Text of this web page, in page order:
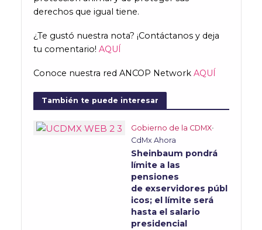
derechos que igual tiene.
¿Te gustó nuestra nota? ¡Contáctanos y deja
tu comentario! AQUÍ
Conoce nuestra red ANCOP Network AQUÍ
También te puede interesar
Gobierno de la CDMX•
CdMx Ahora
Sheinbaum pondrá
límite a las
pensiones
de exservidores públ
icos; el límite será
hasta el salario
presidencial